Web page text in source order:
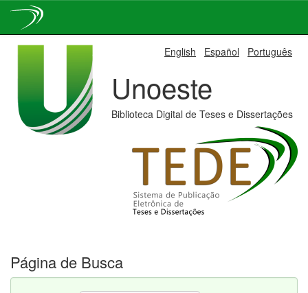
English Español Português
Unoeste
Biblioteca Digital de Teses e Dissertações
Página de Busca